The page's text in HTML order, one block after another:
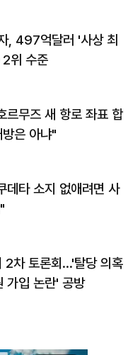
, 497억달러 '사상 최
위 수준
르무즈 새 항로 좌표 합
은 아냐"
데타 소지 없애려면 사
2차 토론회…'탈당 의혹
가입 논란' 공방